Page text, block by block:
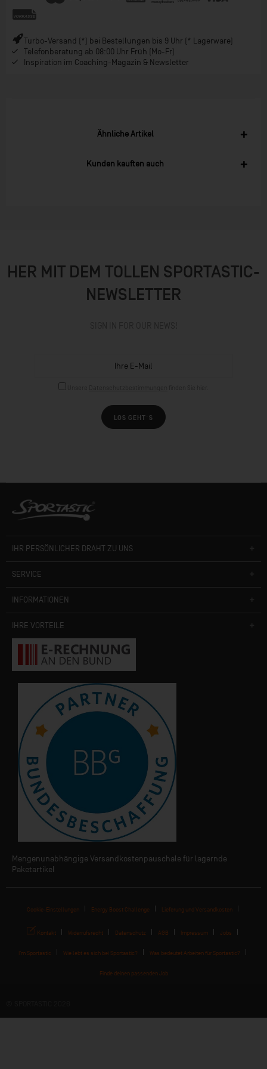
Turbo-Versand (*) bei Bestellungen bis 9 Uhr (* Lagerware)
Telefonberatung ab 08:00 Uhr Früh (Mo-Fr)
Inspiration im Coaching-Magazin & Newsletter
Ähnliche Artikel
Kunden kauften auch
HER MIT DEM TOLLEN SPORTASTIC-
NEWSLETTER
LOS GEHT´S
IHR PERSÖNLICHER DRAHT ZU UNS
SERVICE
INFORMATIONEN
IHRE VORTEILE
Mengenunabhängige Versandkostenpauschale für lagernde
Paketartikel
Cookie-Einstellungen Energy Boost Challenge Lieferung und Versandkosten
Kontakt Widerrufsrecht Datenschutz AGB Impressum Jobs
I'm Sportastic Wie lebt es sich bei Sportastic? Was bedeutet Arbeiten für Sportastic?
Finde deinen passenden Job